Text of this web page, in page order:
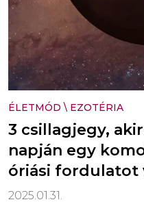
ÉLETMÓD \ EZOTÉRIA
3 csillagjegy,
napján egy
óriási fordulatot
2025.01.31.